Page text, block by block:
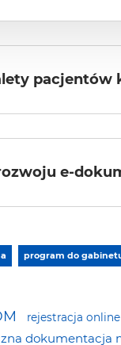
e-
program do
rejestracja online
dokumentacja